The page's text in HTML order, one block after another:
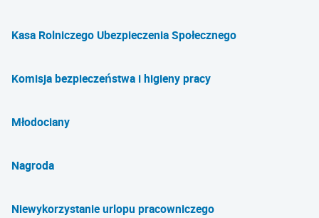
Kasa Rolniczego Ubezpieczenia Społecznego
Komisja bezpieczeństwa i higieny pracy
Młodociany
Nagroda
Niewykorzystanie urlopu pracowniczego